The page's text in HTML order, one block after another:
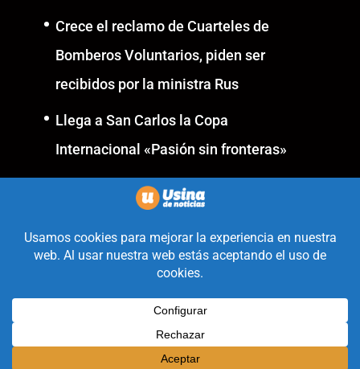
Crece el reclamo de Cuarteles de
Bomberos Voluntarios, piden ser
recibidos por la ministra Rus
Llega a San Carlos la Copa
Internacional «Pasión sin fronteras»
Realizado con la mirada
equidistante de alguien a quién
solo le interesa informar que ocurre
Diseñado y Desarrollado porLegion Design